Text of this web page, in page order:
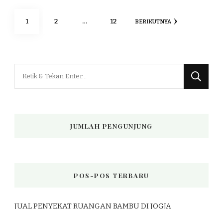
Paginasi
HALAMAN
1 HALAMAN
2 … HALAMAN
12 BERIKUTNYA
JUMLAH PENGUNJUNG
POS-POS TERBARU
JUAL PENYEKAT RUANGAN BAMBU DI JOGJA